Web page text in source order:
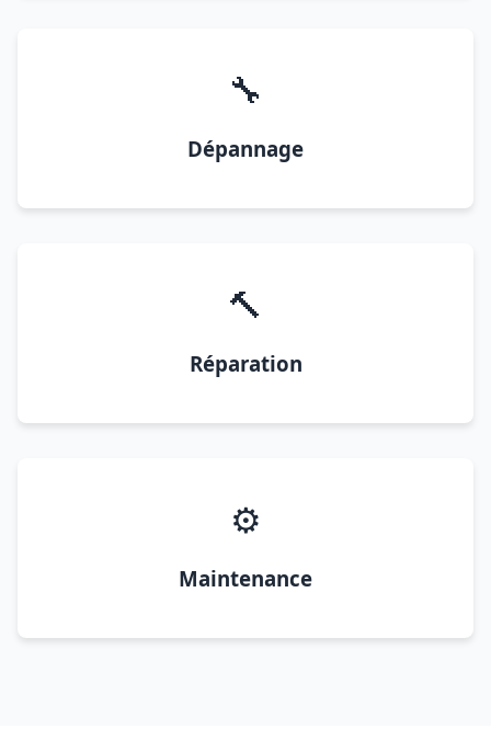
🔧
Dépannage
🔨
Réparation
⚙️
Maintenance